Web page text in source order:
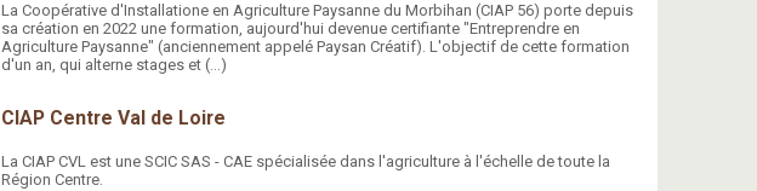
La Coopérative d'Installatione en Agriculture Paysanne du Morbihan (CIAP 56) porte depuis
sa création en 2022 une formation, aujourd'hui devenue certifiante "Entreprendre en
Agriculture Paysanne" (anciennement appelé Paysan Créatif). L'objectif de cette formation
d'un an, qui alterne stages et (…)
CIAP Centre Val de Loire
La CIAP CVL est une SCIC SAS - CAE spécialisée dans l'agriculture à l'échelle de toute la
Région Centre.